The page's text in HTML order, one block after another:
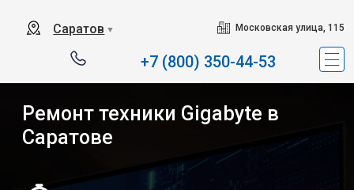
Саратов ▼ Московская улица, 115
+7 (800) 350-44-53
Ремонт техники Gigabyte в
Саратове